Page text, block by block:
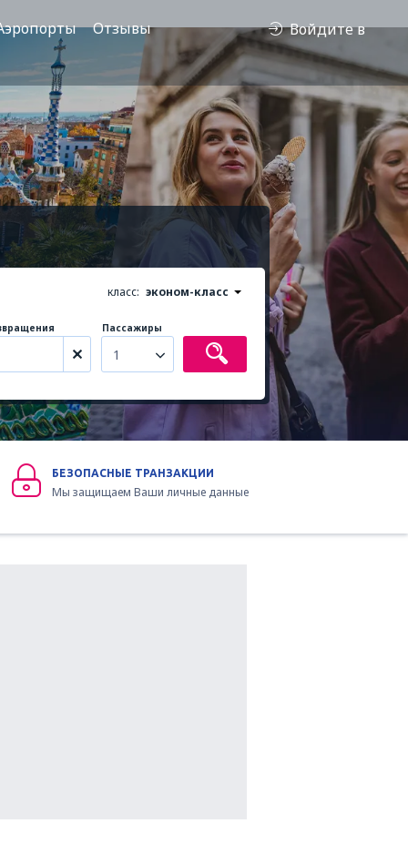
Отзывы Войдите в
класс: эконом-класс
Пассажиры
1
БЕЗОПАСНЫЕ ТРАНЗАКЦИИ
Мы защищаем Ваши личные данные